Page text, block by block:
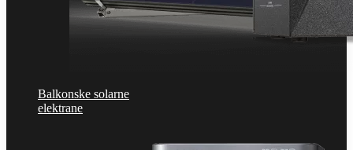
Balkonske solarne
elektrane